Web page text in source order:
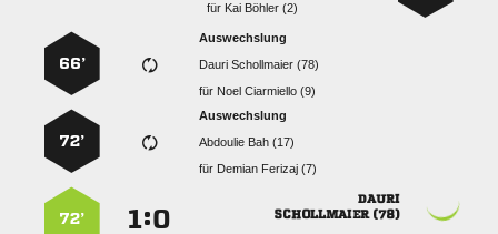
für   
Auswechslung
  
für   
66’
Auswechslung
  
für   
72’

 
:
72’